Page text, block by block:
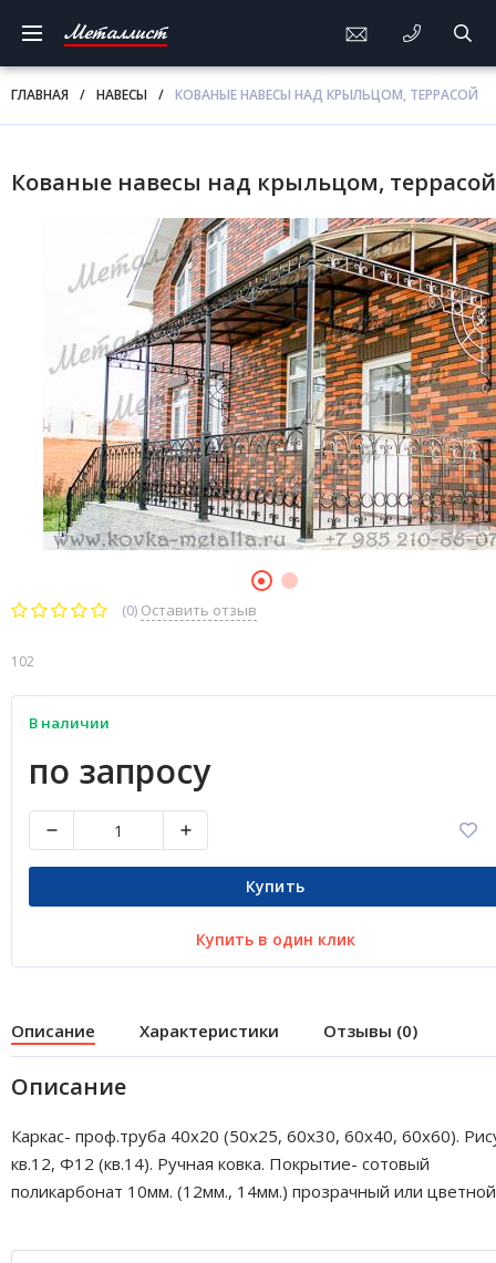
Металлист
ГЛАВНАЯ / НАВЕСЫ / КОВАНЫЕ НАВЕСЫ НАД КРЫЛЬЦОМ, ТЕРРАСОЙ
Кованые навесы над крыльцом, террасой
(0) Оставить отзыв
102
В наличии
по запросу
Купить
Купить в один клик
Описание Характеристики Отзывы (0)
Описание
Каркас- проф.труба 40х20 (50х25, 60х30, 60х40, 60х60).
кв.12, Ф12 (кв.14). Ручная ковка. Покрытие- сотовый
поликарбонат 10мм. (12мм., 14мм.) прозрачный или